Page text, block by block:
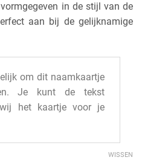
in de stijl van de
aan bij de gelijknamige
om dit naamkaartje
Je kunt de tekst
het kaartje voor je
WISSEN